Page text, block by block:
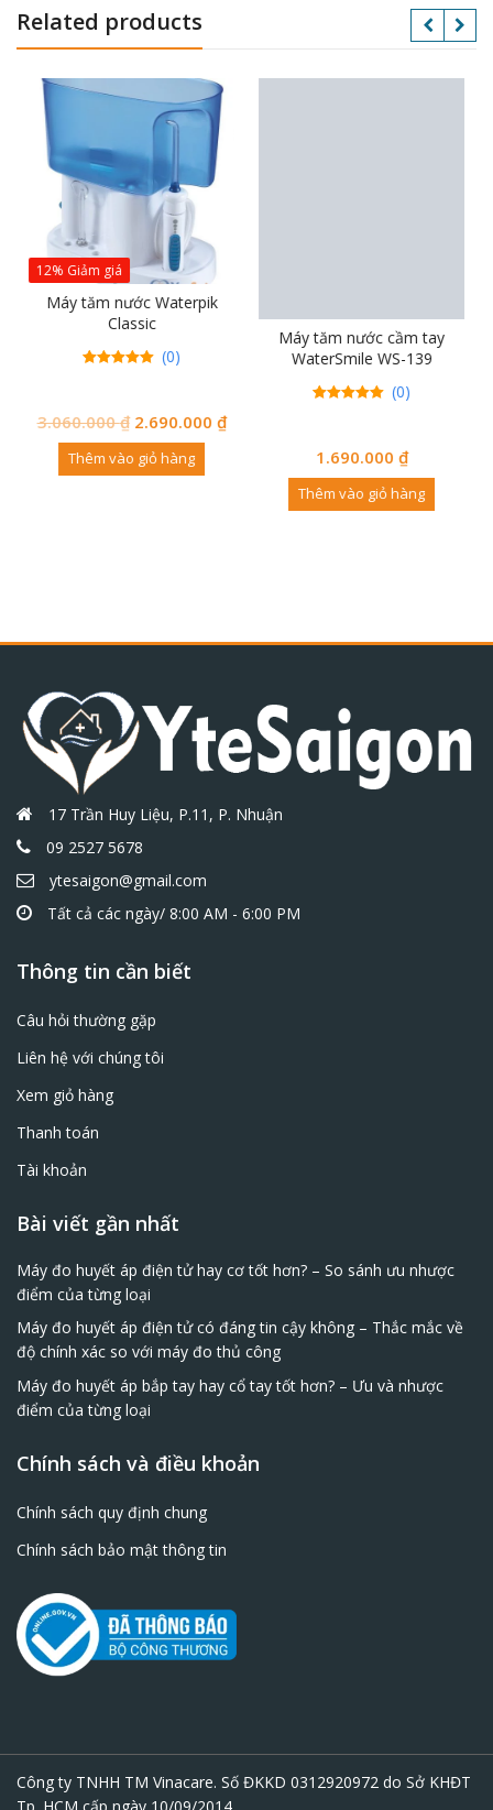
Related products
12% Giảm giá
Máy tăm nước Waterpik
Classic
(0)
3.060.000₫ 2.690.000 ₫
Thêm vào giỏ hàng
Máy tăm nước cầm tay
WaterSmile WS-139
(0)
1.690.000 ₫
Thêm vào giỏ hàng
17 Trần Huy Liệu, P.11, P. Nhuận
09 2527 5678
ytesaigon@gmail.com
Tất cả các ngày/ 8:00 AM - 6:00 PM
Thông tin cần biết
Câu hỏi thường gặp
Liên hệ với chúng tôi
Xem giỏ hàng
Thanh toán
Tài khoản
Bài viết gần nhất
Máy đo huyết áp điện tử hay cơ tốt hơn? – So sánh ưu nhược
điểm của từng loại
Máy đo huyết áp điện tử có đáng tin cậy không – Thắc mắc về
độ chính xác so với máy đo thủ công
Máy đo huyết áp bắp tay hay cổ tay tốt hơn? – Ưu và nhược
điểm của từng loại
Chính sách và điều khoản
Chính sách quy định chung
Chính sách bảo mật thông tin
Công ty TNHH TM Vinacare. Số ĐKKD 0312920972 do Sở KHĐT
Tp. HCM cấp ngày 10/09/2014